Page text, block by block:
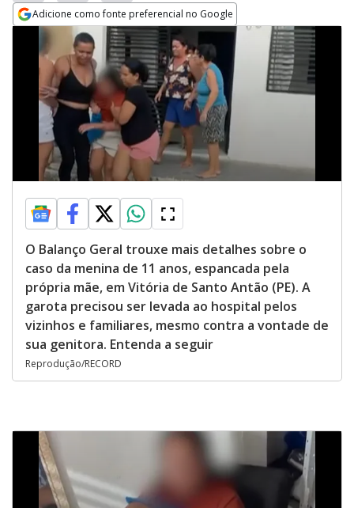
Adicione como fonte preferencial no Google
Opens in new window
O Balanço Geral trouxe mais detalhes sobre o
caso da menina de 11 anos, espancada pela
própria mãe, em Vitória de Santo Antão (PE). A
garota precisou ser levada ao hospital pelos
vizinhos e familiares, mesmo contra a vontade de
sua genitora. Entenda a seguir
Reprodução/RECORD